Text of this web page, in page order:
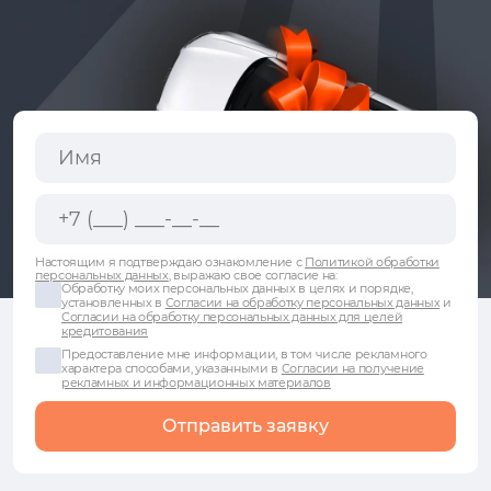
Настоящим я подтверждаю ознакомление с Политикой обработки
персональных данных, выражаю свое согласие на:
Обработку моих персональных данных в целях и порядке,
установленных в Согласии на обработку персональных данныхи
Согласии на обработку персональных данных для целей
кредитования
Предоставление мне информации, в том числе рекламного
характера способами, указанными в Согласии на получение
рекламных и информационных материалов
Отправить заявку